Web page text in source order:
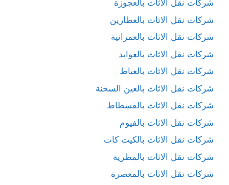
شركات نقل الاثاث بالعجوزة
شركات نقل الاثاث بالعطارين
شركات نقل الاثاث بالعمرانية
شركات نقل الاثاث بالعوايد
شركات نقل الاثاث بالعياط
شركات نقل الاثاث بالعين السخنة
شركات نقل الاثاث بالفسطاط
شركات نقل الاثاث بالفيوم
شركات نقل الاثاث بالكيت كات
شركات نقل الاثاث بالمطرية
شركات نقل الاثاث بالمعصرة